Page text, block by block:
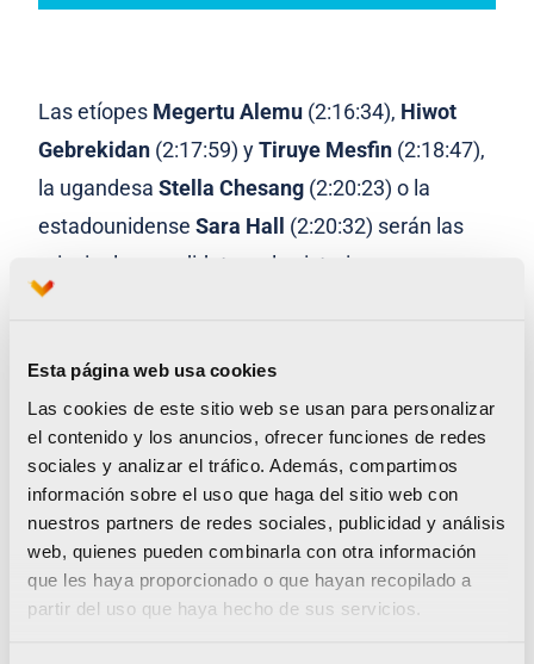
Esta página web usa cookies
Las cookies de este sitio web se usan para personalizar
el contenido y los anuncios, ofrecer funciones de redes
sociales y analizar el tráfico. Además, compartimos
información sobre el uso que haga del sitio web con
nuestros partners de redes sociales, publicidad y análisis
web, quienes pueden combinarla con otra información
que les haya proporcionado o que hayan recopilado a
partir del uso que haya hecho de sus servicios.
Las etíopes Megertu Alemu (2:16:34), Hiwot
Gebrekidan (2:17:59) yTiruye Mesfin (2:18:47),
la ugandesaStella Chesang (2:20:23) o la
estadounidenseSara Hall (2:20:32) serán las
principales candidatas a la victoria.
internacionales que completan la élite en
Valencia se encuentran atletas con intención y
posibilidad de batir más de 20 marcas
nacionales, que llegan a Valencia con la
ambición necesaria para aprovechar su rápido
circuito.
Marc Roig, seleccionador de la élite